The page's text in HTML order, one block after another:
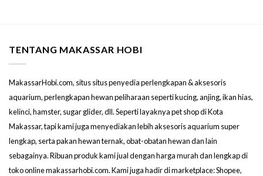
TENTANG MAKASSAR HOBI
MakassarHobi.com, situs situs penyedia perlengkapan & aksesoris
aquarium, perlengkapan hewan peliharaan seperti kucing, anjing, ikan hias,
kelinci, hamster, sugar glider, dll. Seperti layaknya pet shop di Kota
Makassar, tapi kami juga menyediakan lebih aksesoris aquarium super
lengkap, serta pakan hewan ternak, obat-obatan hewan dan lain
sebagainya. Ribuan produk kami jual dengan harga murah dan lengkap di
toko online makassarhobi.com. Kami juga hadir di marketplace: Shopee,